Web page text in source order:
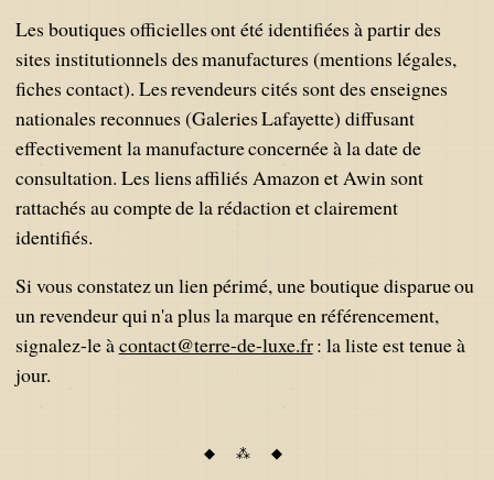
Les boutiques officielles ont été identifiées à partir des
sites institutionnels des manufactures (mentions légales,
fiches contact). Les revendeurs cités sont des enseignes
nationales reconnues (Galeries Lafayette) diffusant
effectivement la manufacture concernée à la date de
consultation. Les liens affiliés Amazon et Awin sont
rattachés au compte de la rédaction et clairement
identifiés.
Si vous constatez un lien périmé, une boutique disparue ou
un revendeur qui n'a plus la marque en référencement,
signalez-le àcontact@terre-de-luxe.fr: la liste est tenue à
jour.